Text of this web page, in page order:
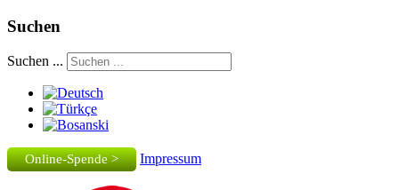
Suchen
Suchen ...
Online-Spende > Impressum